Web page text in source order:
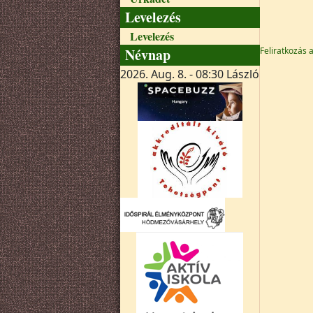
Levelezés
Levelezés
Névnap
2026. Aug. 8. - 08:30 László
Feliratkozás